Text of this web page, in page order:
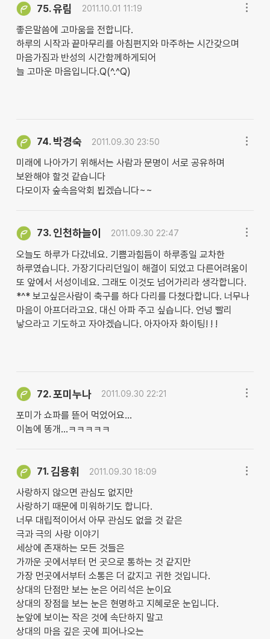
75.유림 2011.10.01 11:19
좋은말씀에 고마움을 전합니다.
하루의 시작과 끝마무리를 아침편지와 마주하는 시간갖으며
마음가짐과 반성의 시간함께하게되어
늘 고마운 마음입니다.Q(^.^Q)
74. 박경숙 2011.09.30 23:50
미래에 나아가기 위해서는 사람과 문명이 서로 공유하며
보완해야 할것 같습니다
다모이자 숲속음악회 뵙겠습니다~~
73.인천하늘이 2011.09.30 22:47
오늘도 하루가 다갔네요. 기쁨과힘듬이 하루종일 교차한
하루였습니다. 가장기다리던일이 해결이 되었고 다른어려움이
또 앞에서 서성이네요. 그래도 이것도 넘어가리라 생각합니다.
*^* 보고싶은사람이 축구를 하다 다리를 다쳤다합니다. 너무나
마음이 아프더라고요. 대신 아파 주고 싶습니다. 언넝 빨리
낳으라고 기도하고 자야겠습니다. 아자아자 화이팅! ! !
72.포미누나 2011.09.30 22:21
포미가 쇼파를 뜯어 먹었어요...
이놈에 똥개...ㅋㅋㅋㅋㅋ
71.김용휘 2011.09.30 18:09
사랑하지 않으면 관심도 없지만
사랑하기 때문에 미워하기도 합니다.
너무 대립적이어서 아무 관심도 없을 것 같은
극과 극의 사랑 이야기
세상에 존재하는 모든 것들은
가까운 곳에서부터 먼 곳으로 통하는 것 같지만
가장 먼곳에서부터 소통은 더 값지고 귀한 것입니다.
상대의 단점만 보는 눈은 어리석은 눈이요
상대의 장점을 보는 눈은 현명하고 지혜로운 눈입니다.
눈앞에 보이는 작은 것에 속단하지 말고
상대의 마음 깊은 곳에 피어나오는